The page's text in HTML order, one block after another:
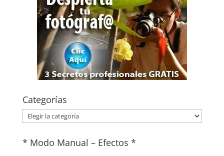
Categorías
Categorías
* Modo Manual – Efectos *